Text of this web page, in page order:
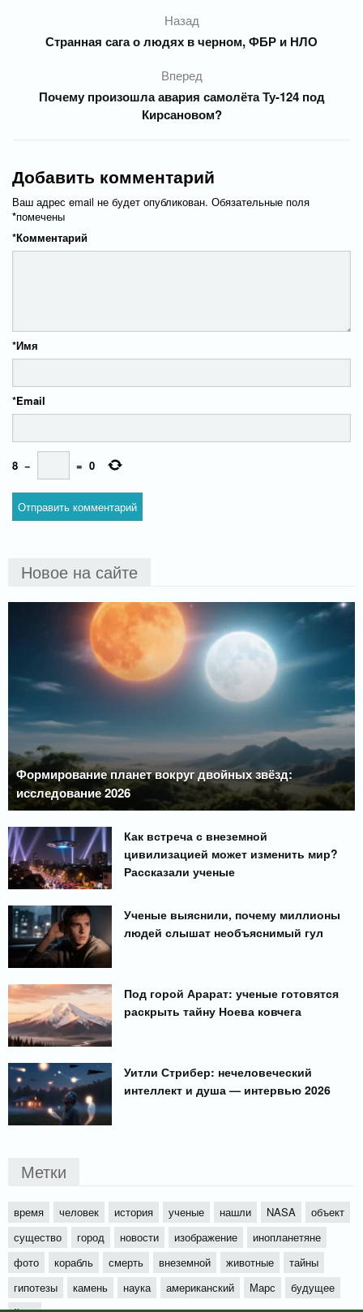
Назад
Странная сага о людях в черном, ФБР и НЛО
Вперед
Почему произошла авария самолёта Ту-124 под
Кирсановом?
Добавить комментарий
Ваш адрес email не будет опубликован. Обязательные поля
помечены
*
Комментарий
*
Имя
*
Email
*
8 − = 0
Новое на сайте
Формирование планет вокруг двойных звёзд:
исследование 2026
Как встреча с внеземной
цивилизацией может изменить мир?
Рассказали ученые
Ученые выяснили, почему миллионы
людей слышат необъяснимый гул
Под горой Арарат: ученые готовятся
раскрыть тайну Ноева ковчега
Уитли Стрибер: нечеловеческий
интеллект и душа — интервью 2026
Метки
время человек история ученые нашли NASA
объект
существо
город новости изображение
инопланетяне
фото
корабль смерть внеземной животные
тайны
гипотезы
камень наука американский Марс
будущее